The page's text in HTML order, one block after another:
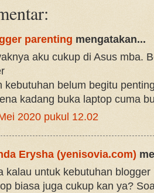
parenting mengatakan...
aku cukup di Asus mba.
kebutuhan belum begitu
kadang buka laptop cuma
2020 pukul 12.02
Erysha (yenisovia.com)
kalau untuk kebutuhan
biasa juga cukup kan ya?